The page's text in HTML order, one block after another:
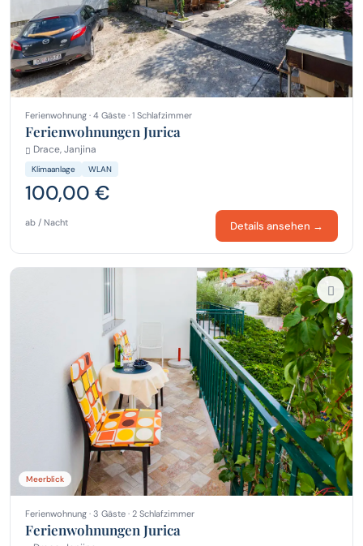
Ferienwohnung · 4 Gäste · 1 Schlafzimmer
Ferienwohnungen Jurica
Drace, Janjina
Klimaanlage WLAN
100,00 €
ab / Nacht Details ansehen →
Meerblick
Ferienwohnung · 3 Gäste · 2 Schlafzimmer
Ferienwohnungen Jurica